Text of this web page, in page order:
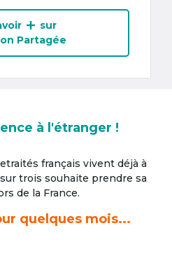
sur
Partagée
à l'étranger !
français vivent déjà à
trois souhaite prendre sa
de la France.
quelques mois...